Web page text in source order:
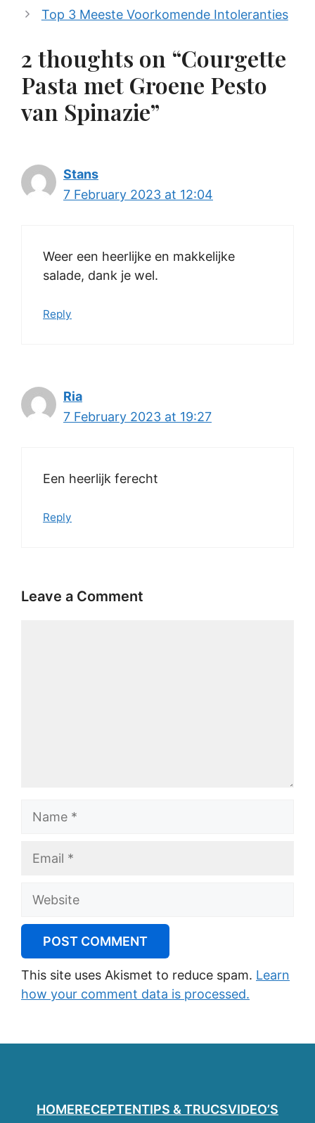
Top 3 Meeste Voorkomende Intoleranties
2 thoughts on “Courgette
Pasta met Groene Pesto
van Spinazie”
Stans
7 February 2023 at 12:04
Weer een heerlijke en makkelijke
salade, dank je wel.
Reply
Ria
7 February 2023 at 19:27
Een heerlijk ferecht
Reply
Leave a Comment
Website
This site uses Akismet to reduce spam. Learn
how your comment data is processed.
HOMERECEPTENTIPS & TRUCSVIDEO’S